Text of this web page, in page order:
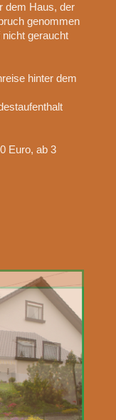
dem Haus, der
genommen
nicht geraucht
hinter dem
Euro, ab 3